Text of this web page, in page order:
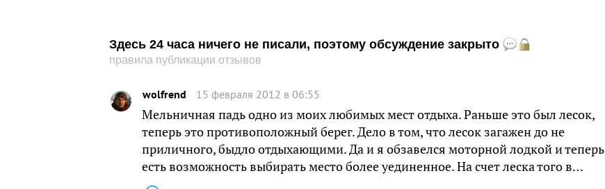
Здесь 24 часа ничего не писали, поэтому обсуждение закрыто
правила публикации отзывов
wolfrend 15 февраля 2012 в 06:55
Мельничная падь одно из моих любимых мест отдыха. Раньше это был лесок,
теперь это противоположный берег. Дело в том, что лесок загажен до не
приличного, быдло отдыхающими. Да и я обзавелся моторной лодкой и теперь
есть возможность выбирать место более уединенное. На счет леска того в…